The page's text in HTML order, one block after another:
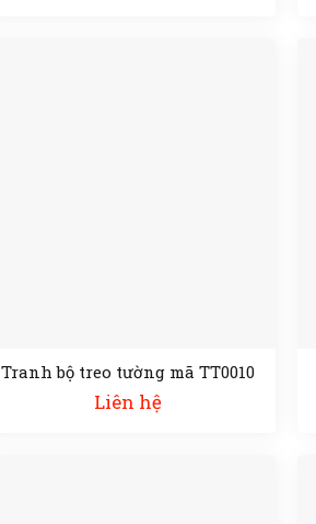
Tranh bộ treo tường mã TT0010
Liên hệ